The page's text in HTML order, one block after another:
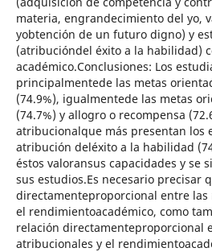
materia, engrandecimiento del yo,
yobtención de un futuro digno) y
(atribucióndel éxito a la habilidad)
académico.Conclusiones: Los
principalmentede las metas
(74.9%), igualmentede las metas
(74.7%) y allogro o recompensa
atribucionalque más presentan los
atribución deléxito a la habilidad
éstos valoransus capacidades y se
sus estudios.Es necesario precisar
directamenteproporcional entre las
el rendimientoacadémico, como
relación directamenteproporcional
atribucionales y el